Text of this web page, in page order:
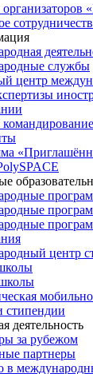
службы
центр
центр
стипендии
деятельность
за рубежом
партнеры
в